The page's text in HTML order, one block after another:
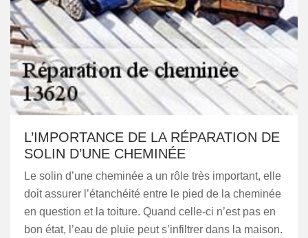
L’IMPORTANCE DE LA RÉPARATION DE
SOLIN D’UNE CHEMINÉE
Le solin d’une cheminée a un rôle très important, elle
doit assurer l’étanchéité entre le pied de la cheminée
en question et la toiture. Quand celle-ci n’est pas en
bon état, l’eau de pluie peut s’infiltrer dans la maison.